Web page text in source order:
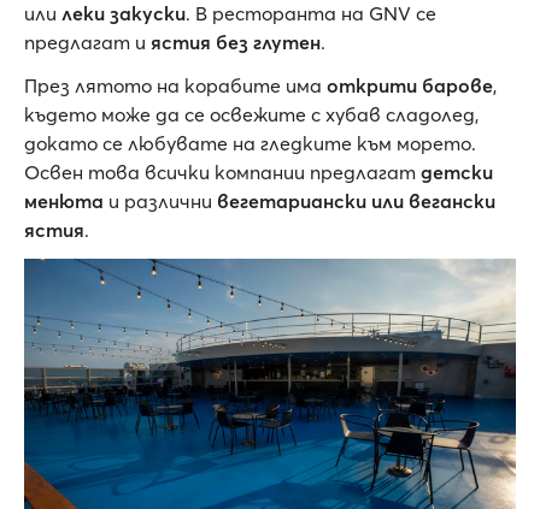
или леки закуски. В ресторанта на GNV се
предлагат и ястия без глутен.
През лятото на корабите има открити барове,
където може да се освежите с хубав сладолед,
докато се любувате на гледките към морето.
Освен това всички компании предлагат детски
менюта и различни вегетариански или вегански
ястия.